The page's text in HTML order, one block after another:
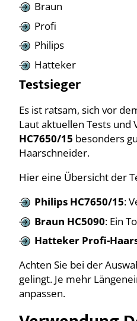
Braun
Profi
Philips
Hatteker
Testsieger
Es ist ratsam, sich vor
Laut aktuellen Tests
HC7650/15 besonders
Haarschneider.
Hier eine Übersicht der
Philips HC7650/15:
Braun HC5090: Ein
Hatteker Profi-
Achten Sie bei der
gelingt. Je mehr
anpassen.